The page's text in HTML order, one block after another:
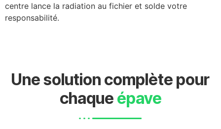
centre lance la radiation au fichier et solde votre
responsabilité.
Une solution complète pour
chaque épave